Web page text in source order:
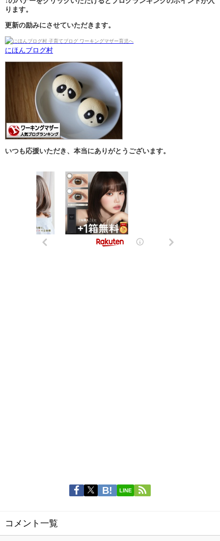
ります。
更新の励みにさせていただきます。
にほんブログ村
いつも応援いただき、本当にありがとうございます。
LINE
コメント一覧